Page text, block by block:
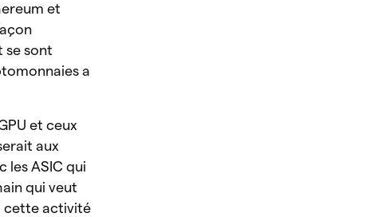
et
se sont
a
et ceux
aux
les ASIC qui
qui veut
cette activité